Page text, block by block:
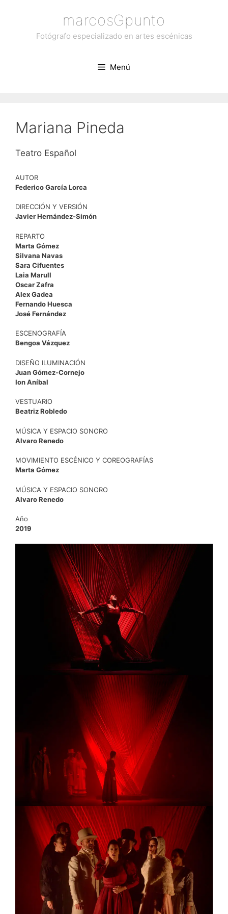
contenido
marcosGpunto
Fotógrafo especializado en artes escénicas
Menú
Mariana Pineda
Teatro Español
AUTOR
Federico García Lorca
DIRECCIÓN Y VERSIÓN
Javier Hernández-Simón
REPARTO
Marta Gómez
Silvana Navas
Sara Cifuentes
Laia Marull
Oscar Zafra
Alex Gadea
Fernando Huesca
José Fernández
ESCENOGRAFÍA
Bengoa Vázquez
DISEÑO ILUMINACIÓN
Juan Gómez-Cornejo
Ion Aníbal
VESTUARIO
Beatriz Robledo
MÚSICA Y ESPACIO SONORO
Alvaro Renedo
MOVIMIENTO ESCÉNICO Y COREOGRAFÍAS
Marta Gómez
MÚSICA Y ESPACIO SONORO
Alvaro Renedo
Año
2019